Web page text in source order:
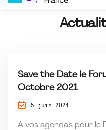
Save the Date le
Octobre 2021
5 juin 2021
A vos agendas pour le